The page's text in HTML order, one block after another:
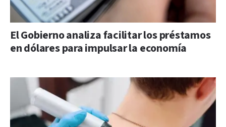
El Gobierno analiza facilitar los préstamos
en dólares para impulsar la economía